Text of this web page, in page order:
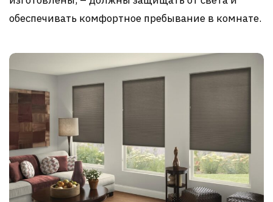
обеспечивать комфортное пребывание в комнате.